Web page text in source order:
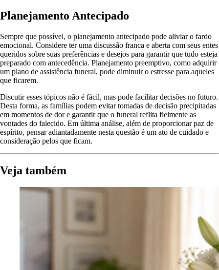
Planejamento Antecipado
Sempre que possível, o planejamento antecipado pode aliviar o fardo
emocional. Considere ter uma discussão franca e aberta com seus entes
queridos sobre suas preferências e desejos para garantir que tudo esteja
preparado com antecedência. Planejamento preemptivo, como adquirir
um plano de assistência funeral, pode diminuir o estresse para aqueles
que ficarem.
Discutir esses tópicos não é fácil, mas pode facilitar decisões no futuro.
Desta forma, as famílias podem evitar tomadas de decisão precipitadas
em momentos de dor e garantir que o funeral reflita fielmente as
vontades do falecido. Em última análise, além de proporcionar paz de
espírito, pensar adiantadamente nesta questão é um ato de cuidado e
consideração pelos que ficam.
Veja também